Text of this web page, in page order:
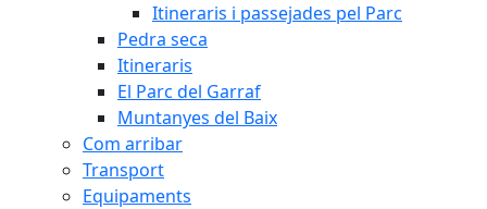
Itineraris i passejades pel Parc
Pedra seca
Itineraris
El Parc del Garraf
Muntanyes del Baix
Com arribar
Transport
Equipaments